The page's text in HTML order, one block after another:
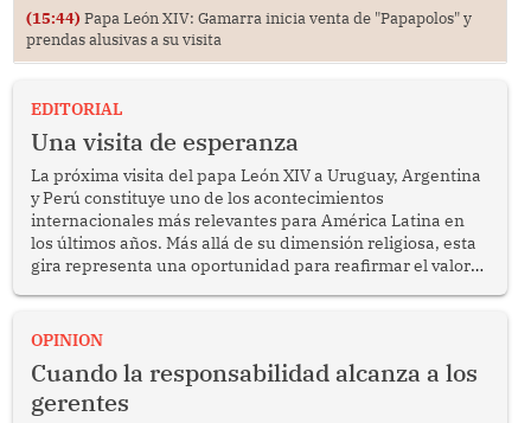
(15:44) Papa León XIV: Gamarra inicia venta de "Papapolos" y
prendas alusivas a su visita
EDITORIAL
Una visita de esperanza
La próxima visita del papa León XIV a Uruguay, Argentina
y Perú constituye uno de los acontecimientos
internacionales más relevantes para América Latina en
los últimos años. Más allá de su dimensión religiosa, esta
gira representa una oportunidad para reafirmar el valor
enfrenta desafíos en materia de desarrollo, cohesión
OPINION
Cuando la responsabilidad alcanza a los
gerentes